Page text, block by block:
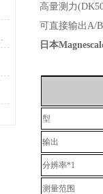
高量测力
可直接输出A/
日本
型
输出
分辨率*1
测量范围